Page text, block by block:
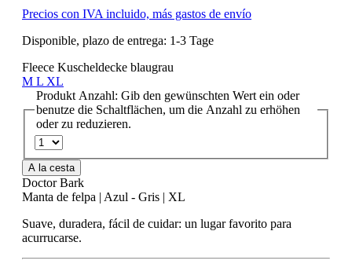
Precios con IVA incluido, más gastos de envío
Disponible, plazo de entrega: 1-3 Tage
Fleece Kuscheldecke blaugrau
M L XL
Produkt Anzahl: Gib den gewünschten Wert ein oder
benutze die Schaltflächen, um die Anzahl zu erhöhen
oder zu reduzieren.
A la cesta
Doctor Bark
Manta de felpa | Azul - Gris | XL
Suave, duradera, fácil de cuidar: un lugar favorito para
acurrucarse.